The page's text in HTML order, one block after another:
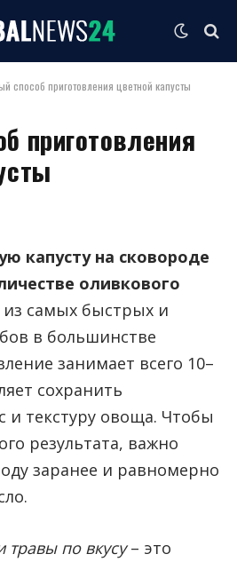
способ приготовления цветной капусты
приготовления
капусту на сковороде
оливкового
из самых быстрых и
в большинстве
занимает всего 10–
сохранить
текстуру овоща. Чтобы
результата, важно
заранее и равномерно
травы по вкусу– это